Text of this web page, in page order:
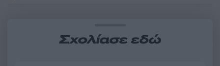
Σχολίασε εδώ